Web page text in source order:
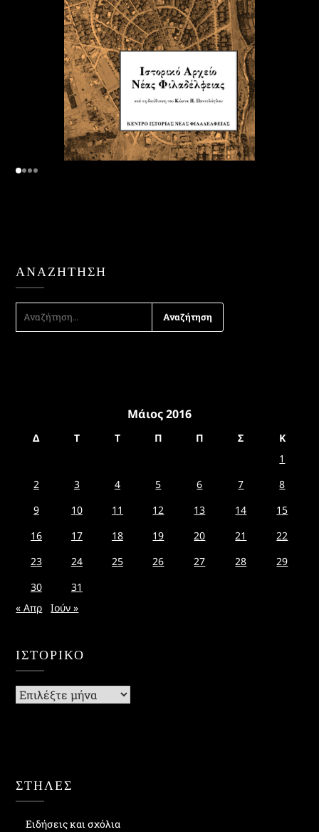
ΑΝΑΖΉΤΗΣΗ
ΑΝΑΖΉΤΗΣΗ
Μάιος 2016
Δ Τ Τ Π Π Σ
Κ
1
2
3 4 5 6 7
8
9
10 11 12 13 14
15
16
17 18 19 20 21
22
23
24 25 26 27 28
29
30
31
« Απρ
Ιούν »
ΙΣΤΟΡΙΚΌ
Ιστορικό
ΣΤΗΛΕΣ
Ειδήσεις και σχόλια